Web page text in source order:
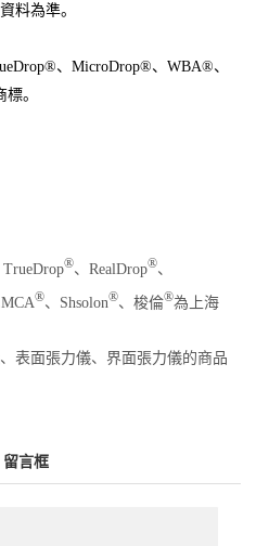
料為準。
、MicroDrop®、WBA®、
標。
TrueDrop®、RealDrop®、
®、Shsolon®、梭倫®為上海
表面張力儀、界面張力儀的商品
留言框